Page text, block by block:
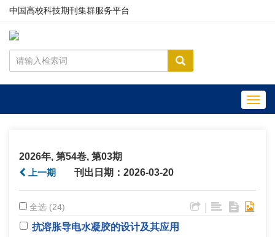
中国高校科技期刊集群服务平台
2026年, 第54卷, 第03期
刊出日期：2026-03-20
上一期
全选 (24)
抗溶胀导电水凝胶的设计及其应用